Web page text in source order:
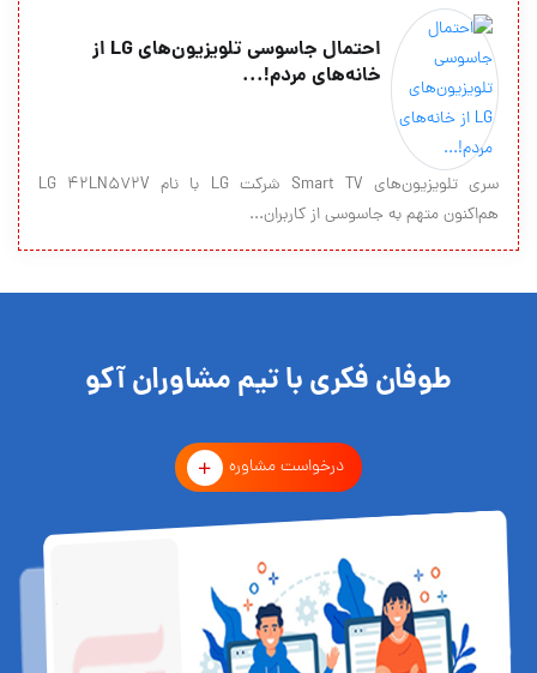
احتمال جاسوسی تلویزیون‌های LG از
خانه‌های مردم!...
سری تلویزیون‌های Smart TV شرکت LG با نام LG 42LN572V
هم‌اکنون متهم به جاسوسی از کاربران...
طوفان فکری با تیم مشاوران آکو
درخواست مشاوره